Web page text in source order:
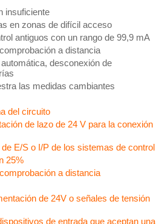
insuficiente
en zonas de difícil acceso
antiguos con un rango de 99,9 mA
a distancia
desconexión de
las medidas cambiantes
del circuito
de lazo de 24 V para la conexión
E/S o I/P de los sistemas de control
25%
a distancia
de 24V o señales de tensión
de entrada que aceptan una